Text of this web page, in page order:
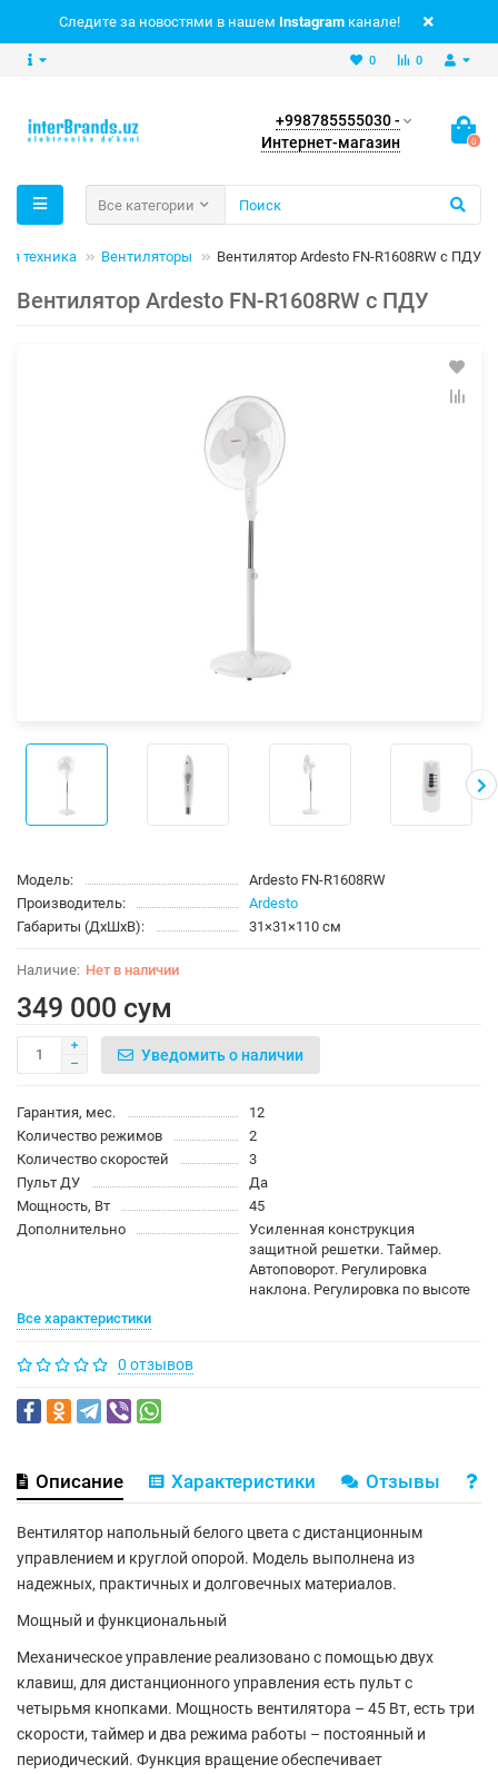
Следите за новостями в нашем Instagram канале!
0
0
+998785555030 -
Интернет-магазин
0
Все категории
техника Вентиляторы Вентилятор Ardesto FN-R1608RW с ПДУ
Вентилятор Ardesto FN-R1608RW с ПДУ
Модель:
Ardesto FN-R1608RW
Производитель:
Ardesto
Габариты (ДхШхВ):
31×31×110 см
Нет в наличии
349 000 сум
Уведомить о наличии
Гарантия, мес.
12
Количество режимов
2
Количество скоростей
3
Пульт ДУ
Да
Мощность, Вт
45
Дополнительно
Усиленная конструкция
защитной решетки. Таймер.
Автоповорот. Регулировка
наклона. Регулировка по высоте
Все характеристики
0 отзывов
Описание Характеристики Отзывы
Вентилятор напольный белого цвета с дистанционным
управлением и круглой опорой. Модель выполнена из
надежных, практичных и долговечных материалов.
Мощный и функциональный
Механическое управление реализовано с помощью двух
клавиш, для дистанционного управления есть пульт с
четырьмя кнопками. Мощность вентилятора – 45 Вт, есть три
скорости, таймер и два режима работы – постоянный и
периодический. Функция вращение обеспечивает